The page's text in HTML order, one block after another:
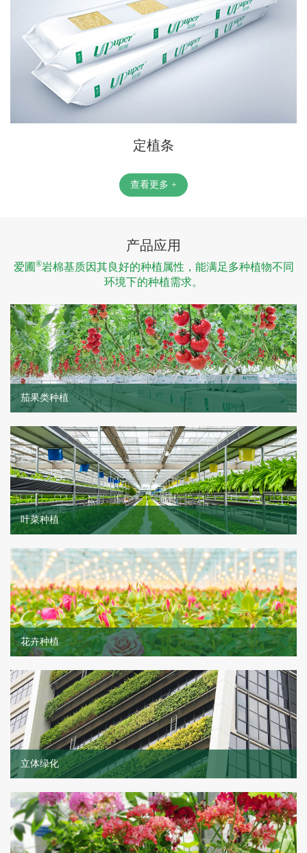
定植条
查看更多 +
产品应用
爱圃 ®岩棉基质因其良好的种植属性，能满足多种植物不同
环境下的种植需求。
茄果类种植
叶菜种植
花卉种植
立体绿化